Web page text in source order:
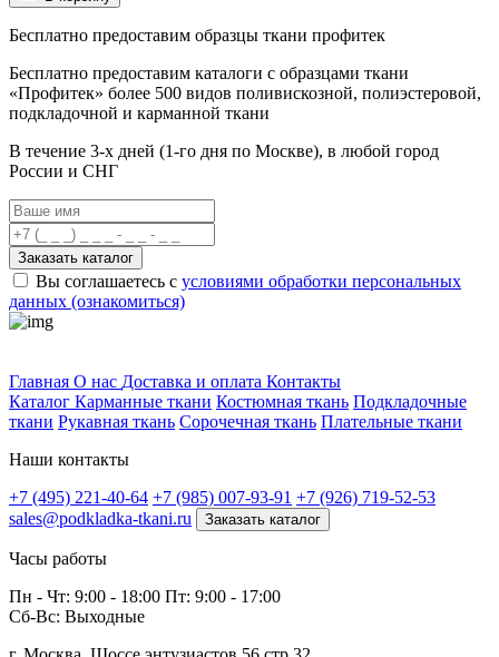
Бесплатно предоставим образцы ткани профитек
Бесплатно предоставим каталоги с образцами ткани
«Профитек» более 500 видов поливискозной, полиэстеровой,
подкладочной и карманной ткани
В течение 3-х дней (1-го дня по Москве), в любой город
России и СНГ
Заказать каталог
Вы соглашаетесь с условиями обработки персональных
данных (ознакомиться)
Главная О нас Доставка и оплата Контакты
Каталог Карманные ткани Костюмная ткань Подкладочные
ткани Рукавная ткань Сорочечная ткань Плательные ткани
Наши контакты
+7 (495) 221-40-64 +7 (985) 007-93-91 +7 (926) 719-52-53
sales@podkladka-tkani.ru
Заказать каталог
Часы работы
Пн - Чт: 9:00 - 18:00 Пт: 9:00 - 17:00
Сб-Вс: Выходные